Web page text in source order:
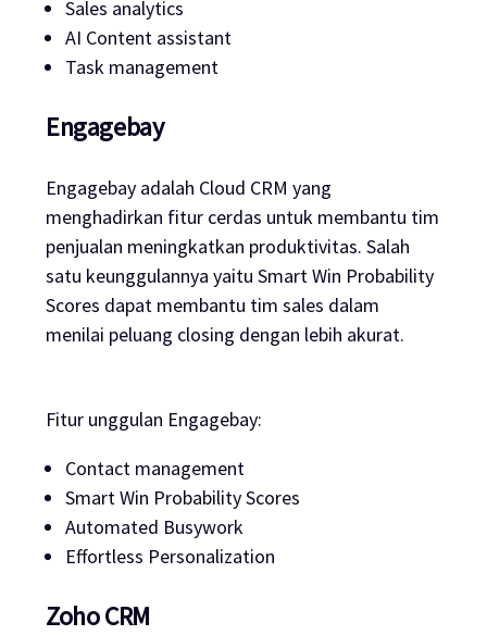
Sales analytics
AI Content assistant
Task management
Engagebay
Engagebay adalah Cloud CRM yang
menghadirkan fitur cerdas untuk membantu tim
penjualan meningkatkan produktivitas. Salah
satu keunggulannya yaitu Smart Win Probability
Scores dapat membantu tim sales dalam
menilai peluang closing dengan lebih akurat.
Fitur unggulan Engagebay:
Contact management
Smart Win Probability Scores
Automated Busywork
Effortless Personalization
Zoho CRM